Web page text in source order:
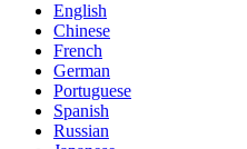
English
Chinese
French
German
Portuguese
Spanish
Russian